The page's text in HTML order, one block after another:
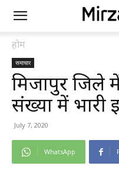
होम
समाचार
मिर्जापुर जिले
संख्या में भारी
July 7, 2020
WhatsApp